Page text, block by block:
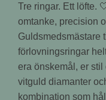
Tre ringar. Ett löfte.
omtanke, precision
Guldsmedsmästare
förlovningsringar
era önskemål, er
vitguld diamanter
kombination som